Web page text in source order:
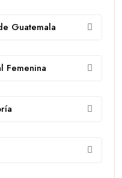
Guatemala
Femenina